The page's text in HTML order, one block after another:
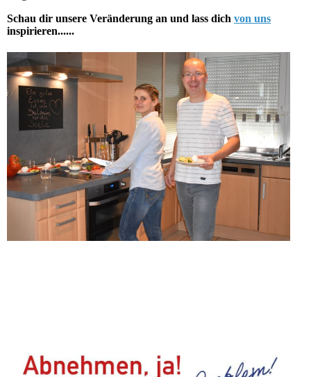
Schau dir unsere Veränderung an und lass dich von uns
inspirieren......